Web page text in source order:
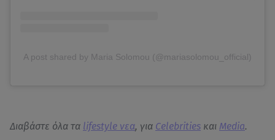
A post shared by Maria Solomou (@mariasolomou_official)
Διαβάστε όλα τα lifestyle νεα, για Celebrities και Media.